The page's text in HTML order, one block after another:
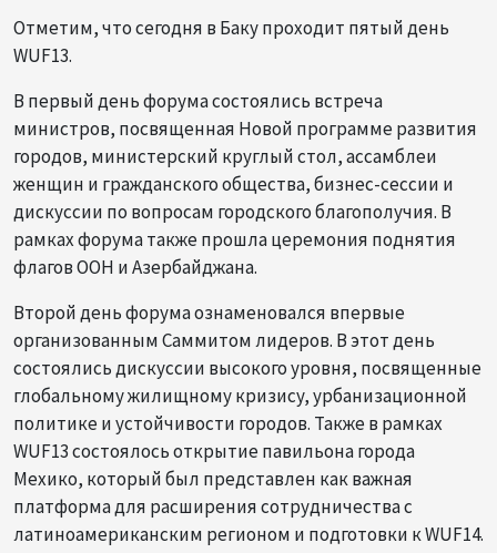
Отметим, что сегодня в Баку проходит пятый день
WUF13.
В первый день форума состоялись встреча
министров, посвященная Новой программе развития
городов, министерский круглый стол, ассамблеи
женщин и гражданского общества, бизнес-сессии и
дискуссии по вопросам городского благополучия. В
рамках форума также прошла церемония поднятия
флагов ООН и Азербайджана.
Второй день форума ознаменовался впервые
организованным Саммитом лидеров. В этот день
состоялись дискуссии высокого уровня, посвященные
глобальному жилищному кризису, урбанизационной
политике и устойчивости городов. Также в рамках
WUF13 состоялось открытие павильона города
Мехико, который был представлен как важная
платформа для расширения сотрудничества с
латиноамериканским регионом и подготовки к WUF14.